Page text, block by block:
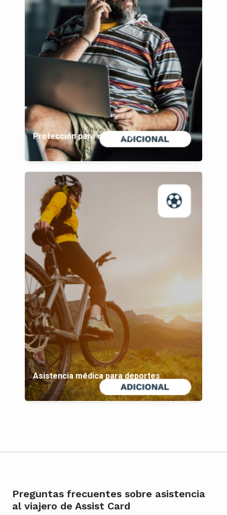
Protección para celulares
Asistencia médica para deportes
Preguntas frecuentes sobre asistencia
al viajero de Assist Card